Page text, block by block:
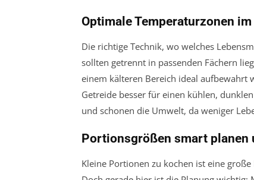
Optimale Temperaturzonen
Die richtige Technik, wo welches
sollten getrennt in passenden Fächern
einem kälteren Bereich ideal aufbewahrt
Getreide besser für einen kühlen,
und schonen die Umwelt, da weniger
Portionsgrößen smart planen
Kleine Portionen zu kochen ist eine